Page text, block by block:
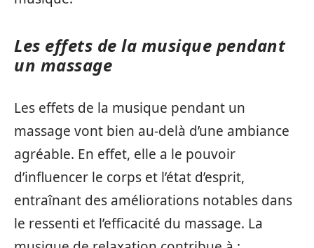
Les effets de la musique pendant
un massage
Les effets de la musique pendant un
massage vont bien au-delà d’une ambiance
agréable. En effet, elle a le pouvoir
d’influencer le corps et l’état d’esprit,
entraînant des améliorations notables dans
le ressenti et l’efficacité du massage. La